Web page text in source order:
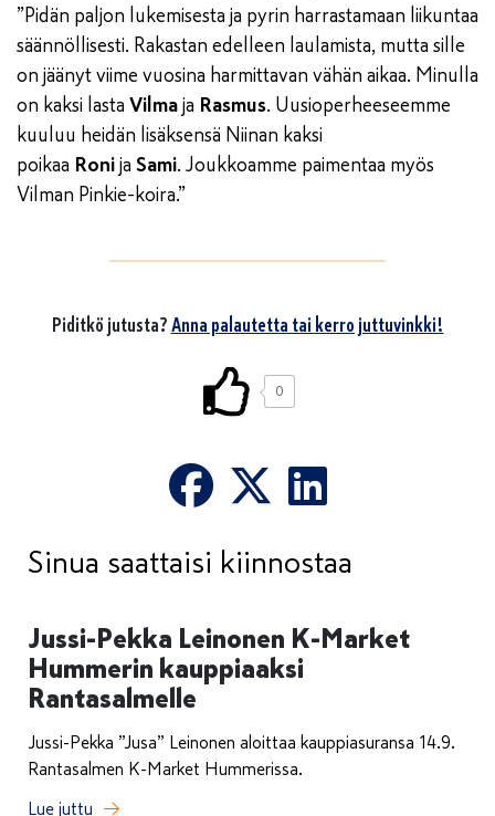
”Pidän paljon lukemisesta ja pyrin harrastamaan liikuntaa
säännöllisesti. Rakastan edelleen laulamista, mutta sille
on jäänyt viime vuosina harmittavan vähän aikaa. Minulla
on kaksi lasta Vilmaja Rasmus. Uusioperheeseemme
kuuluu heidän lisäksensä Niinan kaksi
poikaa Ronija Sami. Joukkoamme paimentaa myös
Vilman Pinkie-koira.”
Piditkö jutusta?Anna palautetta tai kerro juttuvinkki!
0
Sinua saattaisi kiinnostaa
Jussi-Pekka Leinonen K-Market
Hummerin kauppiaaksi
Rantasalmelle
Jussi-Pekka ”Jusa” Leinonen aloittaa kauppiasuransa 14.9.
Rantasalmen K-Market Hummerissa.
Lue juttu